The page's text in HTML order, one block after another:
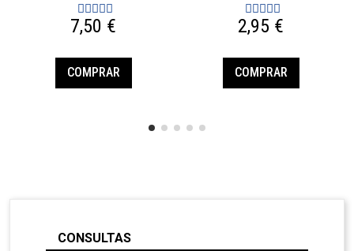
7,50 €
COMPRAR
2,95 €
COMPRAR
CONSULTAS